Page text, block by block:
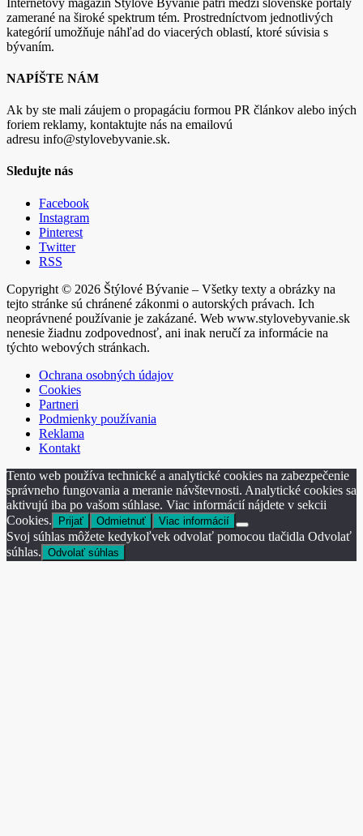
zamerané na široké spektrum tém. Prostredníctvom jednotlivých
kategórií umožňuje náhľad do viacerých oblastí, ktoré súvisia s
bývaním.
NAPÍŠTE NÁM
Ak by ste mali záujem o propagáciu formou PR článkov alebo iných
foriem reklamy, kontaktujte nás na emailovú
adresu info@stylovebyvanie.sk.
Sledujte nás
Facebook
Instagram
Pinterest
Twitter
RSS
Copyright © 2026 Štýlové Bývanie – Všetky texty a obrázky na
tejto stránke sú chránené zákonmi o autorských právach. Ich
neoprávnené používanie je zakázané. Web www.stylovebyvanie.sk
nenesie žiadnu zodpovednosť, ani inak neručí za informácie na
týchto webových stránkach.
Ochrana osobných údajov
Cookies
Partneri
Podmienky používania
Reklama
Kontakt
Tento web používa technické a analytické cookies na zabezpečenie
správneho fungovania a meranie návštevnosti. Analytické cookies sa
aktivujú iba po vašom súhlase. Viac informácií nájdete v sekcii
Cookies.
Prijať Odmietnuť Viac informácií
Svoj súhlas môžete kedykoľvek odvolať pomocou tlačidla Odvolať
súhlas. Odvolať súhlas